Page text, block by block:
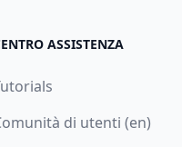
ASSISTENZA
di utenti (en)